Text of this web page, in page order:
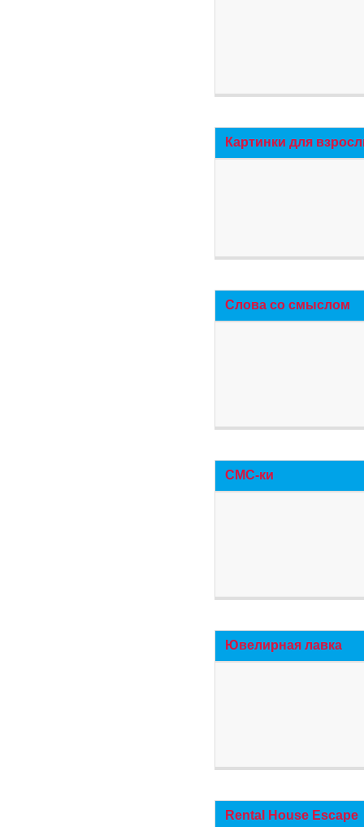
Картинки для
Слова со смыслом
СМС-ки
Ювелирная лавка
Rental House Escape